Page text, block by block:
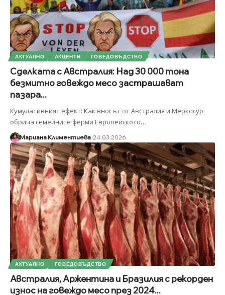
АКТУАЛНО АКЦЕНТИ ГОВЕДОВЪДСТВО
Сделката с Австралия: Над 30 000 тона
безмитно говеждо месо застрашават
пазара...
Кумулативният ефект: Как вносът от Австралия и Меркосур
обрича семейните ферми Европейското…
Мариана Климентиева 24.03.2026
АКТУАЛНО ГОВЕДОВЪДСТВО
Австралия, Аржентина и Бразилия с рекорден
износ на говеждо месо през 2024...